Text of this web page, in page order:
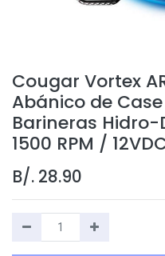
Cougar Vortex
Abánico de
Barineras
1500 RPM /
B/. 28.90